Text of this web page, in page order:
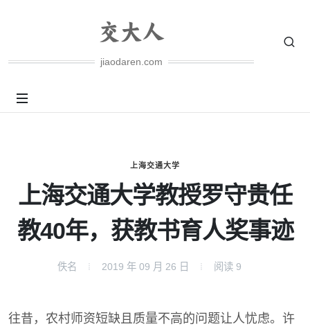
jiaodaren.com
上海交通大学
上海交通大学教授罗守贵任
教40年，获教书育人奖事迹
佚名 2019 年 09 月 26 日 阅读 9
往昔，农村师资短缺且质量不高的问题让人忧虑。许